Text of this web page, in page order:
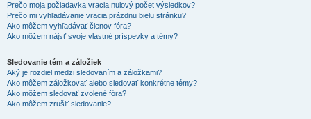
Prečo moja požiadavka vracia nulový počet výsledkov?
Prečo mi vyhľadávanie vracia prázdnu bielu stránku?
Ako môžem vyhľadávať členov fóra?
Ako môžem nájsť svoje vlastné príspevky a témy?
Sledovanie tém a záložiek
Aký je rozdiel medzi sledovaním a záložkami?
Ako môžem záložkovať alebo sledovať konkrétne témy?
Ako môžem sledovať zvolené fóra?
Ako môžem zrušiť sledovanie?